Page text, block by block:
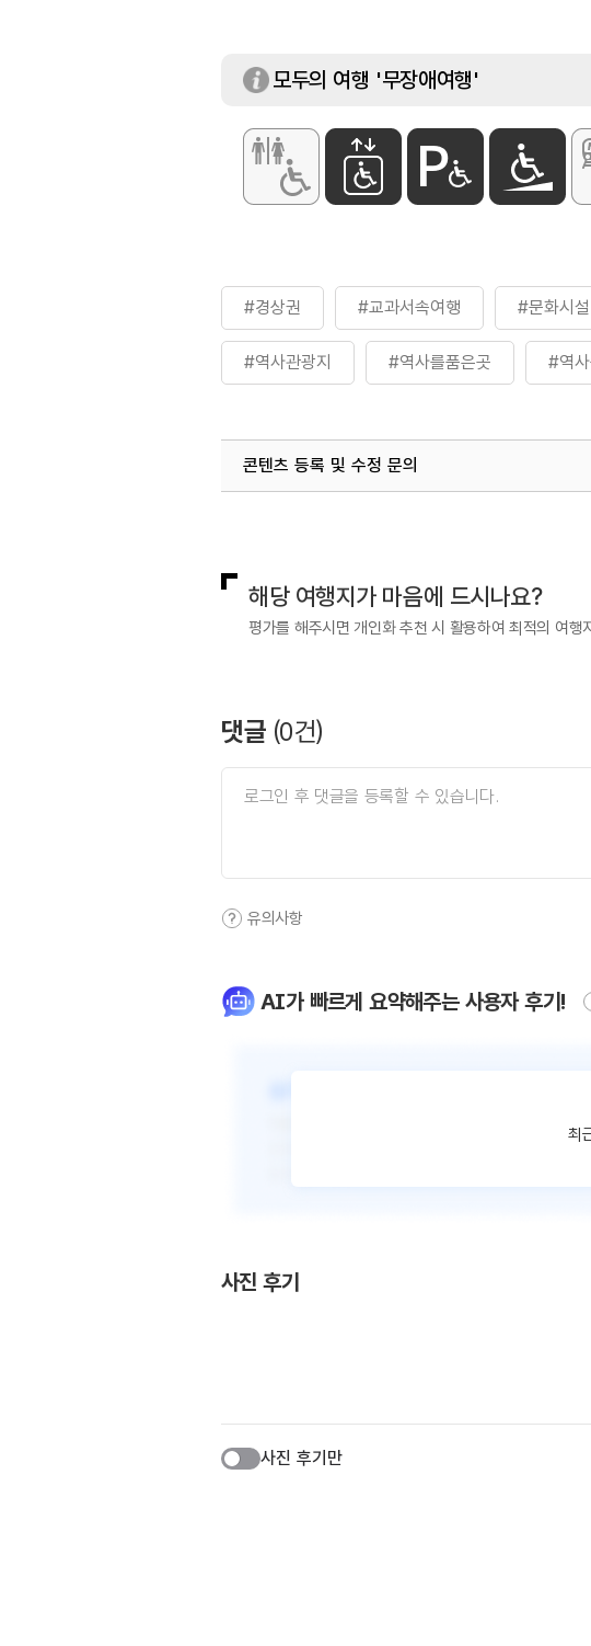
모두의 여행 '무장애여행'
#경상권 #교과서속여행 #문화시설
#역사관광지 #역사를품은곳 #역
콘텐츠 등록 및 수정 문의
해당 여행지가 마음에 드시나요?
평가를 해주시면 개인화 추천 시 활용하여 최적의 여행
댓글 (0건)
유의사항
AI가 빠르게 요약해주는 사용자 후기!
최
사진 후기
사진 후기만